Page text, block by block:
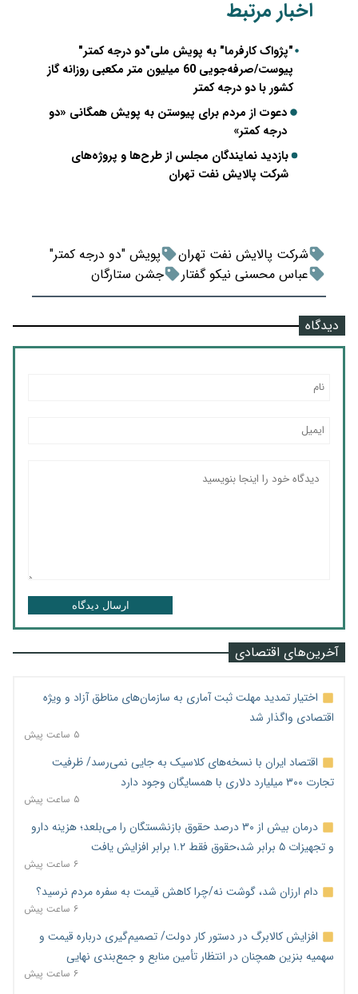
اخبار مرتبط
"پژواک کارفرما" به پویش ملی"دو درجه کمتر"
پیوست/صرفه‌جویی 60 میلیون متر مکعبی روزانه گاز
کشور با دو درجه کمتر
دعوت از مردم برای پیوستن به پویش همگانی «دو
درجه کمتر»
بازدید نمایندگان مجلس از طرح‌ها و پروژه‌های
شرکت پالایش نفت تهران
شرکت پالایش نفت تهران
پویش "دو درجه کمتر"
عباس محسنی نیکو گفتار
جشن ستارگان
دیدگاه
ارسال دیدگاه
آخرین‌های اقتصادی
اختیار تمدید مهلت ثبت آماری به سازمان‌های مناطق آزاد و ویژه
اقتصادی واگذار شد
۵ ساعت پیش
اقتصاد ایران با نسخه‌های کلاسیک به جایی نمی‌رسد/ ظرفیت
تجارت ۳۰۰ میلیارد دلاری با همسایگان وجود دارد
۵ ساعت پیش
درمان بیش از ۳۰ درصد حقوق بازنشستگان را می‌بلعد؛ هزینه دارو
و تجهیزات ۵ برابر شد،حقوق فقط ۱.۲ برابر افزایش یافت
۶ ساعت پیش
دام ارزان شد، گوشت نه/چرا کاهش قیمت به سفره مردم نرسید؟
۶ ساعت پیش
افزایش کالابرگ در دستور کار دولت/ تصمیم‌گیری درباره قیمت و
سهمیه بنزین همچنان در انتظار تأمین منابع و جمع‌بندی نهایی
۶ ساعت پیش